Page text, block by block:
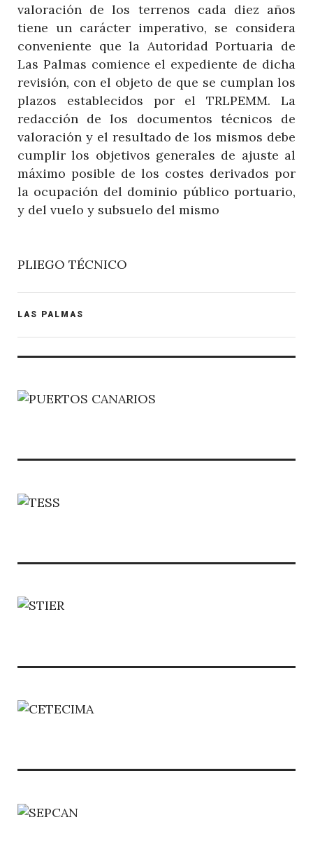
valoración de los terrenos cada diez años
tiene un carácter imperativo, se considera
conveniente que la Autoridad Portuaria de
Las Palmas comience el expediente de dicha
revisión, con el objeto de que se cumplan los
plazos establecidos por el TRLPEMM. La
redacción de los documentos técnicos de
valoración y el resultado de los mismos debe
cumplir los objetivos generales de ajuste al
máximo posible de los costes derivados por
la ocupación del dominio público portuario,
y del vuelo y subsuelo del mismo
PLIEGO TÉCNICO
POST
LAS PALMAS